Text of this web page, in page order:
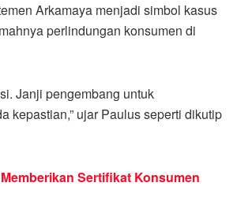
Arkamaya menjadi simbol kasus
perlindungan konsumen di
Janji pengembang untuk
kepastian,” ujar Paulus seperti dikutip
Sertifikat Konsumen